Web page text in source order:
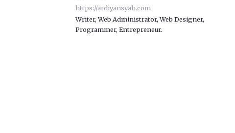
https://ardiyansyah.com
Writer, Web Administrator, Web Designer,
Programmer, Entrepreneur.